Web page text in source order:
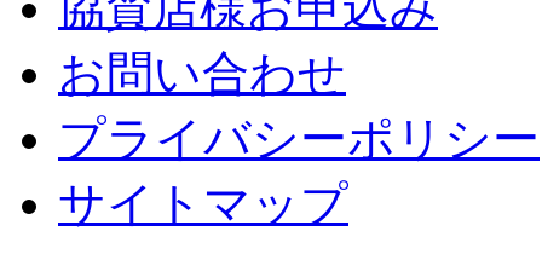
お問い合わせ
プライバシーポリシー
サイトマップ